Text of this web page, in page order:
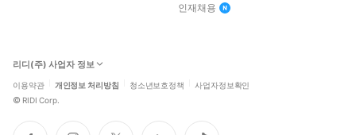
인재채용
리디(주) 사업자 정보
이용약관 개인정보 처리방침 청소년보호정책 사업자정보확인
© RIDI Corp.